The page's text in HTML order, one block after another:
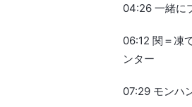
04:26 一緒に
06:12 関＝凍
ンター
07:29 モンハ